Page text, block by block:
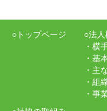
○トップページ
○法
・横
・基
・主
・組
・事